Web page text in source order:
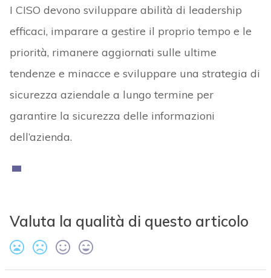
I CISO devono sviluppare abilità di leadership
efficaci, imparare a gestire il proprio tempo e le
priorità, rimanere aggiornati sulle ultime
tendenze e minacce e sviluppare una strategia di
sicurezza aziendale a lungo termine per
garantire la sicurezza delle informazioni
dell’azienda.
Valuta la qualità di questo articolo